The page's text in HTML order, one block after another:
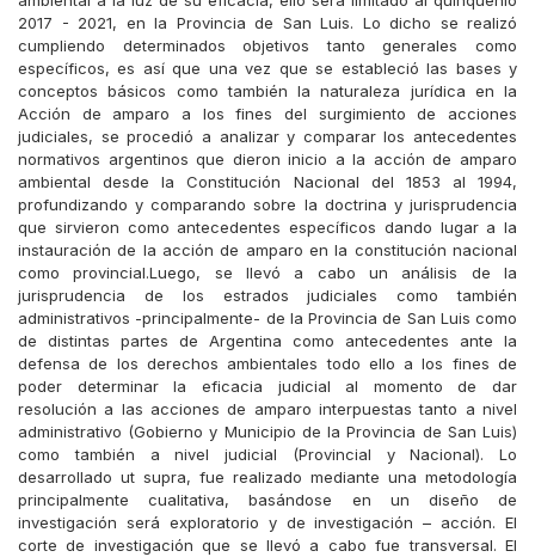
2017 - 2021, en la Provincia de San Luis. Lo dicho se realizó
cumpliendo determinados objetivos tanto generales como
específicos, es así que una vez que se estableció las bases y
conceptos básicos como también la naturaleza jurídica en la
Acción de amparo a los fines del surgimiento de acciones
judiciales, se procedió a analizar y comparar los antecedentes
normativos argentinos que dieron inicio a la acción de amparo
ambiental desde la Constitución Nacional del 1853 al 1994,
profundizando y comparando sobre la doctrina y jurisprudencia
que sirvieron como antecedentes específicos dando lugar a la
instauración de la acción de amparo en la constitución nacional
como provincial.Luego, se llevó a cabo un análisis de la
jurisprudencia de los estrados judiciales como también
administrativos -principalmente- de la Provincia de San Luis como
de distintas partes de Argentina como antecedentes ante la
defensa de los derechos ambientales todo ello a los fines de
poder determinar la eficacia judicial al momento de dar
resolución a las acciones de amparo interpuestas tanto a nivel
administrativo (Gobierno y Municipio de la Provincia de San Luis)
como también a nivel judicial (Provincial y Nacional). Lo
desarrollado ut supra, fue realizado mediante una metodología
principalmente cualitativa, basándose en un diseño de
investigación será exploratorio y de investigación – acción. El
corte de investigación que se llevó a cabo fue transversal. El